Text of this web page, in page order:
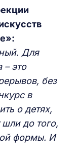
скусств
Для
–это
без
в
о детях,
шли до того,
формы. И